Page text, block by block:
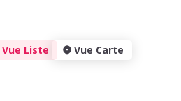
Vue Liste Vue Carte